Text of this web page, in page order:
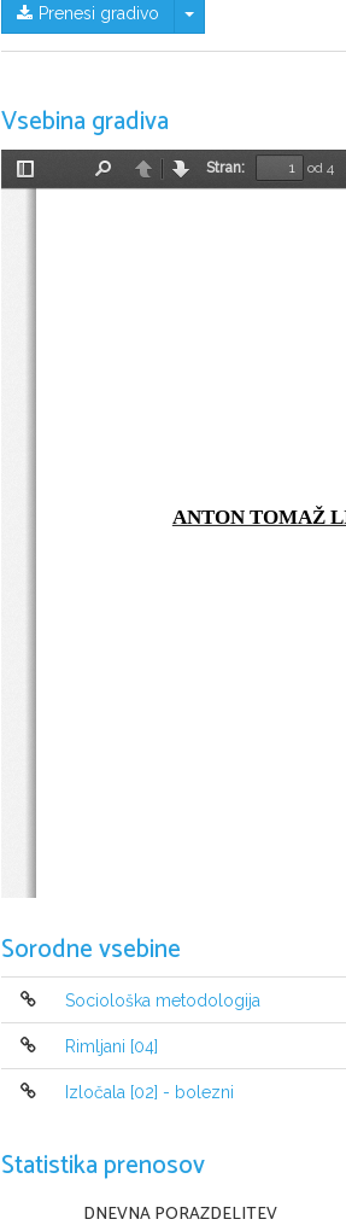
Prenesi gradivo Skrij/prikaži meni
Vsebina gradiva
Preklopi
NazajNaprej
Stran:
od 4
ANTON TOMAŽ
Sorodne vsebine
Sociološka metodologija
Rimljani [04]
Izločala [02] - bolezni
Statistika prenosov
DNEVNA PORAZDELITEV